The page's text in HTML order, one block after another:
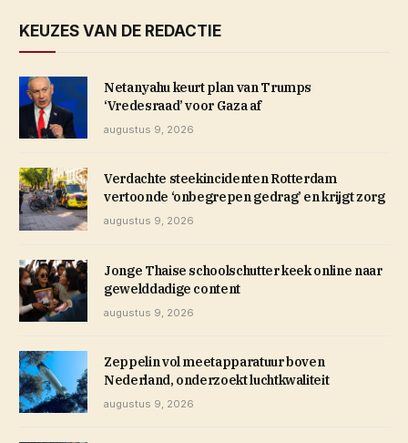
KEUZES VAN DE REDACTIE
Netanyahu keurt plan van Trumps
‘Vredesraad’ voor Gaza af
augustus 9, 2026
Verdachte steekincidenten Rotterdam
vertoonde ‘onbegrepen gedrag’ en krijgt zorg
augustus 9, 2026
Jonge Thaise schoolschutter keek online naar
gewelddadige content
augustus 9, 2026
Zeppelin vol meetapparatuur boven
Nederland, onderzoekt luchtkwaliteit
augustus 9, 2026